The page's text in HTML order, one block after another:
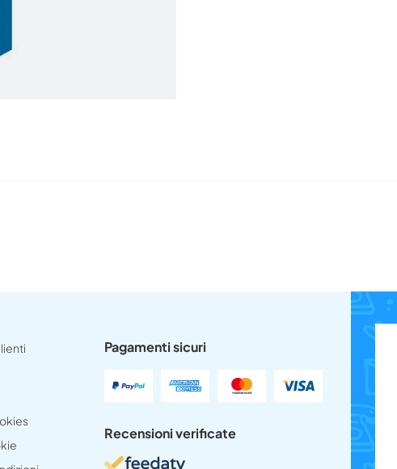
Pagamenti sicuri
Recensioni verificate